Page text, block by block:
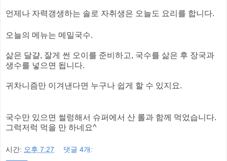
언제나 자력갱생하는 솔로 자취생은 오늘도 요리를 합니다.
오늘의 메뉴는 메밀국수.
삶은 달걀, 잘게 썬 오이를 준비하고, 국수를 삶은 후 장국과
생수를 넣으면 됩니다.
귀차니즘만 이겨낸다면 누구나 쉽게 할 수 있지요.
국수만 있으면 썰렁해서 슈퍼에서 산 롤과 함께 먹었습니다.
그럭저럭 먹을 만 하네요^
시간: 오후 7:27 댓글 4개: